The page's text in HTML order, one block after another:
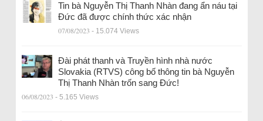
Tin bà Nguyễn Thị Thanh Nhàn đang ẩn náu tại
Đức đã được chính thức xác nhận
07/08/2023 - 15.074 Views
Đài phát thanh và Truyền hình nhà nước
Slovakia (RTVS) công bố thông tin bà Nguyễn
Thị Thanh Nhàn trốn sang Đức!
06/08/2023 - 5.165 Views